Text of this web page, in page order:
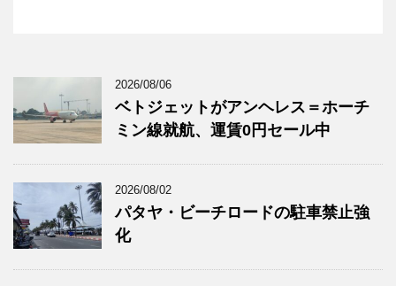
2026/08/06
ベトジェットがアンヘレス＝ホーチ
ミン線就航、運賃0円セール中
2026/08/02
パタヤ・ビーチロードの駐車禁止強
化